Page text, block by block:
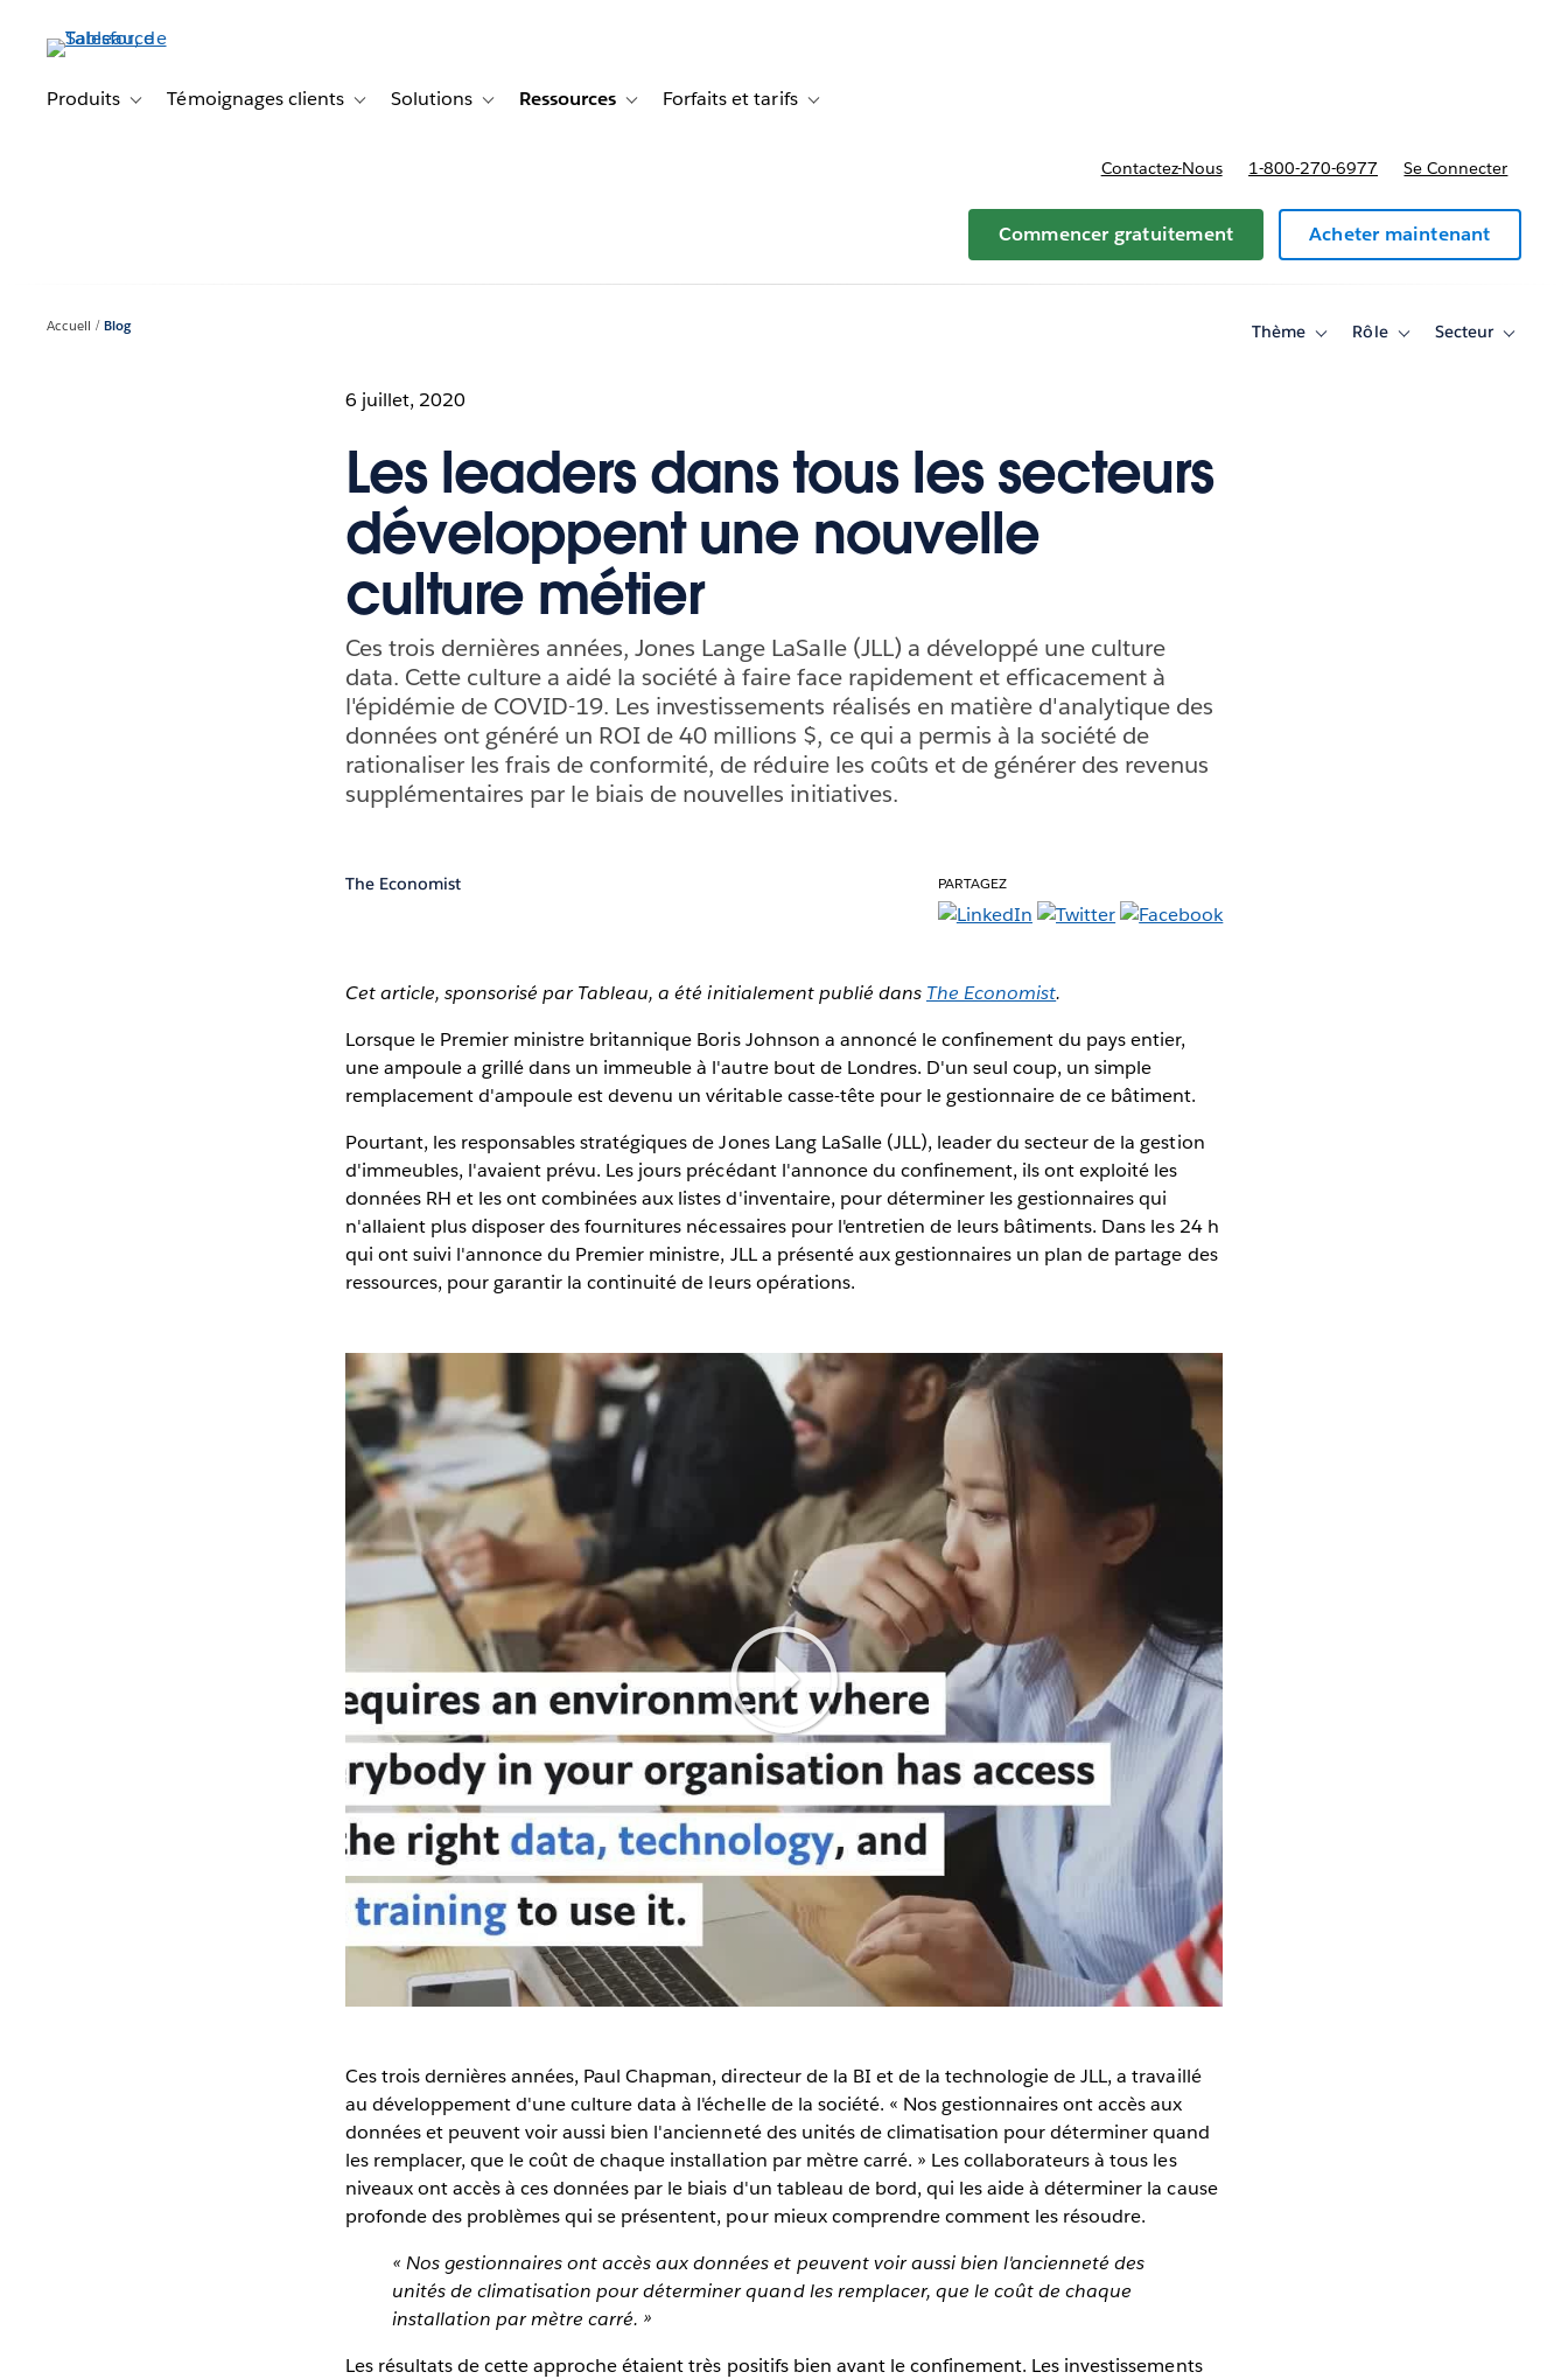
principalProduits Toggle sub-navigation for Produits
Témoignages clients Toggle sub-navigation for Témoignages clients
Solutions Toggle sub-navigation for Solutions
Ressources Toggle sub-navigation for Ressources
Forfaits et tarifs Toggle sub-navigation for Forfaits et tarifs
Contactez-Nous 1-800-270-6977 Se Connecter
Commencer gratuitement Acheter maintenant
Accueil Blog Thème
ToggleRôle
ToggleSecteur
Toggle
6 juillet, 2020
Les leaders dans tous les secteurs
développent une nouvelle
culture métier
Ces trois dernières années, Jones Lange LaSalle (JLL) a développé une culture
data. Cette culture a aidé la société à faire face rapidement et efficacement à
l'épidémie de COVID-19. Les investissements réalisés en matière d'analytique des
données ont généré un ROI de 40 millions $, ce qui a permis à la société de
rationaliser les frais de conformité, de réduire les coûts et de générer des revenus
supplémentaires par le biais de nouvelles initiatives.
The Economist PARTAGEZ
Cet article, sponsorisé par Tableau, a été initialement publié dans The Economist.
Lorsque le Premier ministre britannique Boris Johnson a annoncé le confinement du pays entier,
une ampoule a grillé dans un immeuble à l'autre bout de Londres. D'un seul coup, un simple
remplacement d'ampoule est devenu un véritable casse-tête pour le gestionnaire de ce bâtiment.
Pourtant, les responsables stratégiques de Jones Lang LaSalle (JLL), leader du secteur de la gestion
d'immeubles, l'avaient prévu. Les jours précédant l'annonce du confinement, ils ont exploité les
données RH et les ont combinées aux listes d'inventaire, pour déterminer les gestionnaires qui
n'allaient plus disposer des fournitures nécessaires pour l'entretien de leurs bâtiments. Dans les 24 h
qui ont suivi l'annonce du Premier ministre, JLL a présenté aux gestionnaires un plan de partage des
ressources, pour garantir la continuité de leurs opérations.
Play
Video
Ces trois dernières années, Paul Chapman, directeur de la BI et de la technologie de JLL, a travaillé
au développement d'une culture data à l'échelle de la société. « Nos gestionnaires ont accès aux
données et peuvent voir aussi bien l'ancienneté des unités de climatisation pour déterminer quand
les remplacer, que le coût de chaque installation par mètre carré. » Les collaborateurs à tous les
niveaux ont accès à ces données par le biais d'un tableau de bord, qui les aide à déterminer la cause
profonde des problèmes qui se présentent, pour mieux comprendre comment les résoudre.
« Nos gestionnaires ont accès aux données et peuvent voir aussi bien l'ancienneté des
unités de climatisation pour déterminer quand les remplacer, que le coût de chaque
installation par mètre carré. »
Les résultats de cette approche étaient très positifs bien avant le confinement. Les investissements